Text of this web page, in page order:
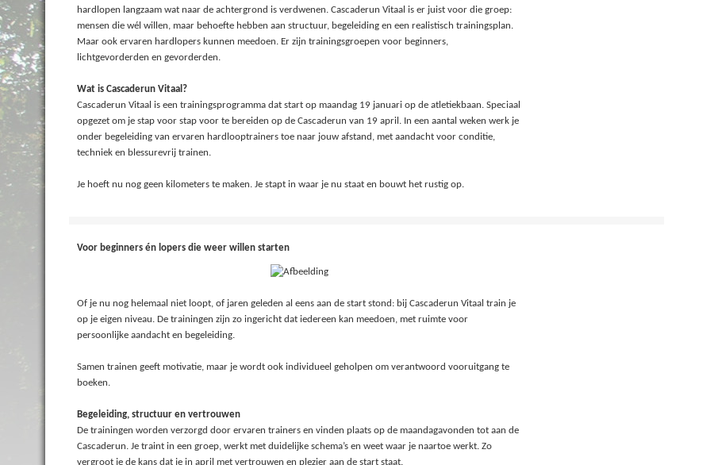
hardlopen langzaam wat naar de achtergrond is verdwenen. Cascaderun Vitaal is er juist voor die groep:
mensen die wél willen, maar behoefte hebben aan structuur, begeleiding en een realistisch trainingsplan.
Maar ook ervaren hardlopers kunnen meedoen. Er zijn trainingsgroepen voor beginners,
lichtgevorderden en gevorderden.
Wat is Cascaderun Vitaal?
Cascaderun Vitaal is een trainingsprogramma dat start op maandag 19 januari op de atletiekbaan. Speciaal
opgezet om je stap voor stap voor te bereiden op de Cascaderun van 19 april. In een aantal weken werk je
onder begeleiding van ervaren hardlooptrainers toe naar jouw afstand, met aandacht voor conditie,
techniek en blessurevrij trainen.
Je hoeft nu nog geen kilometers te maken. Je stapt in waar je nu staat en bouwt het rustig op.
Voor beginners én lopers die weer willen starten
Of je nu nog helemaal niet loopt, of jaren geleden al eens aan de start stond: bij Cascaderun Vitaal train je
op je eigen niveau. De trainingen zijn zo ingericht dat iedereen kan meedoen, met ruimte voor
persoonlijke aandacht en begeleiding.
Samen trainen geeft motivatie, maar je wordt ook individueel geholpen om verantwoord vooruitgang te
boeken.
Begeleiding, structuur en vertrouwen
De trainingen worden verzorgd door ervaren trainers en vinden plaats op de maandagavonden tot aan de
Cascaderun. Je traint in een groep, werkt met duidelijke schema’s en weet waar je naartoe werkt. Zo
vergroot je de kans dat je in april met vertrouwen en plezier aan de start staat.